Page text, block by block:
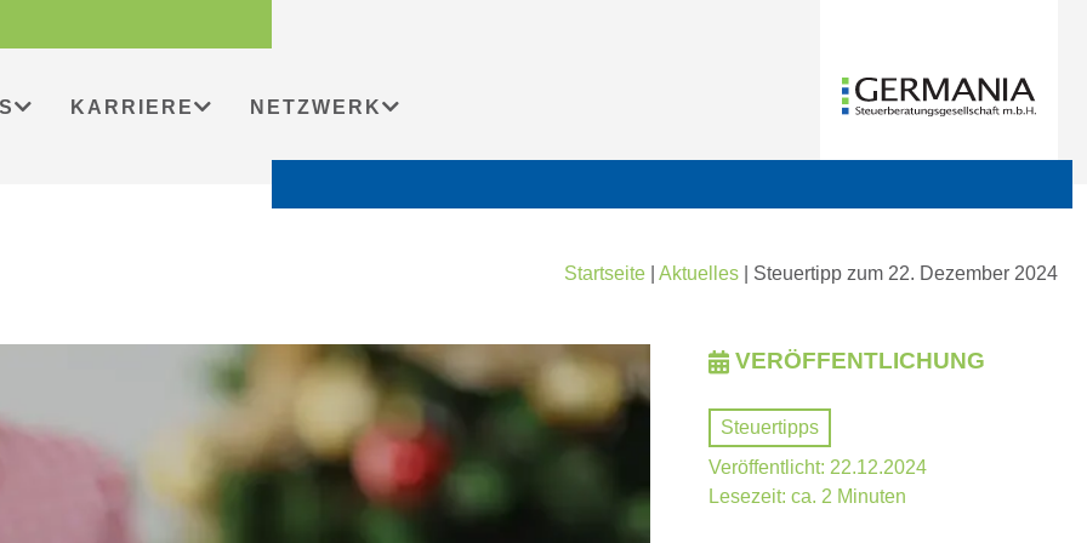
KARRIERE NETZWERK
Startseite Aktuelles Steuertipp zum 22. Dezember 2024
VERÖFFENTLICHUNG
Steuertipps
Veröffentlicht: 22.12.2024
Lesezeit: ca. 2 Minuten